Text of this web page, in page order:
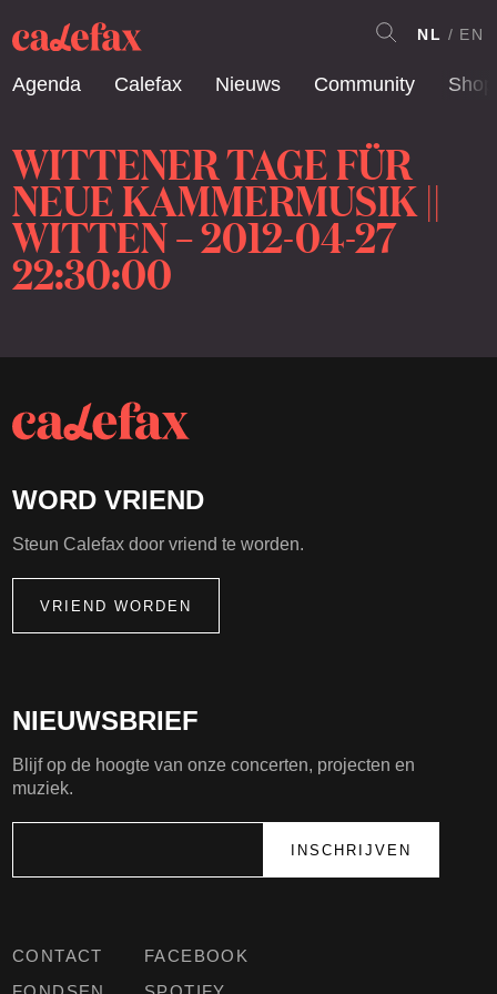
Agenda Calefax Nieuws Community Shop
NL EN
WITTENER TAGE FÜR
NEUE KAMMERMUSIK ||
WITTEN – 2012-04-27
22:30:00
CONTACT
FACEBOOK
NIEUWSBRIEF
Blijf op de hoogte van onze concerten, projecten en
muziek.
WORD VRIEND
Steun Calefax door vriend te worden.
VRIEND WORDEN